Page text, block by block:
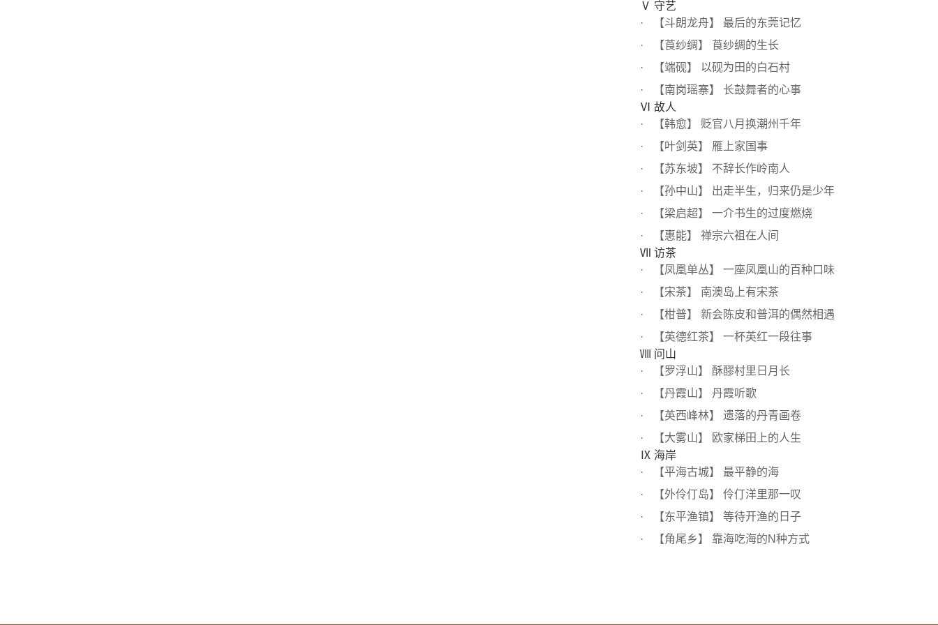
Ⅴ 守艺
【斗朗龙舟】 最后的东莞记忆
【莨纱绸】 莨纱绸的生长
【端砚】 以砚为田的白石村
【南岗瑶寨】 长鼓舞者的心事
Ⅵ 故人
【韩愈】 贬官八月换潮州千年
【叶剑英】 雁上家国事
【苏东坡】 不辞长作岭南人
【孙中山】 出走半生，归来仍是少年
【梁启超】 一介书生的过度燃烧
【惠能】 禅宗六祖在人间
Ⅶ 访茶
【凤凰单丛】 一座凤凰山的百种口味
【宋茶】 南澳岛上有宋茶
【柑普】 新会陈皮和普洱的偶然相遇
【英德红茶】 一杯英红一段往事
Ⅷ 问山
【罗浮山】 酥醪村里日月长
【丹霞山】 丹霞听歌
【英西峰林】 遗落的丹青画卷
【大雾山】 欧家梯田上的人生
Ⅸ 海岸
【平海古城】 最平静的海
【外伶仃岛】 伶仃洋里那一叹
【东平渔镇】 等待开渔的日子
【角尾乡】 靠海吃海的N种方式